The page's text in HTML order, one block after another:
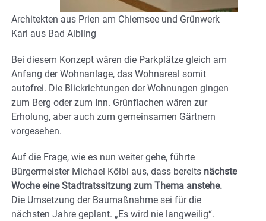
Architekten aus Prien am Chiemsee und Grünwerk
Karl aus Bad Aibling
Bei diesem Konzept wären die Parkplätze gleich am
Anfang der Wohnanlage, das Wohnareal somit
autofrei. Die Blickrichtungen der Wohnungen gingen
zum Berg oder zum Inn. Grünflachen wären zur
Erholung, aber auch zum gemeinsamen Gärtnern
vorgesehen.
Auf die Frage, wie es nun weiter gehe, führte
Bürgermeister Michael Kölbl aus, dass bereits nächste
Woche eine Stadtratssitzung zum Thema anstehe.
Die Umsetzung der Baumaßnahme sei für die
nächsten Jahre geplant. „Es wird nie langweilig“.